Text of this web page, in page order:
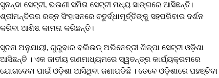
ସୁନନ୍ଦା ସେଟ୍ଟୀ, ଭଉଣୀ ସମିତା ସେଟ୍ଟୀ ମଧ୍ୟ ସାଙ୍ଗରେ ଆସିଛନ୍ତି।
ଶ୍ରୀମନ୍ଦିରର ରତ୍ନ ସିଂହାସନରେ ଚତୁର୍ଦ୍ଧାମୂର୍ତ୍ତିଙ୍କୁ ସହପରିବାର ଦର୍ଶନ
କରିବା ଆଶିଷ କାମନା କରିଛନ୍ତି।
ସୂଚନା ଅନୁଯାୟୀ, ଗୁରୁବାର ବଲିଉଡ୍ ଅଭିନେତ୍ରୀ ଶିଳ୍ପା ସେଟ୍ଟୀ ଓଡ଼ିଶା
ଆସିଛନ୍ତି । ଏକ ଜାତୀୟ ଗଣମାଧ୍ୟମରେ ସ୍ୱତନ୍ତ୍ର କାର୍ଯ୍ୟକ୍ରମରେ
ଯୋଗଦେବା ପାଇଁ ଓଡ଼ିଶା ଆସିଥିବା ଜଣାପଡିଛି । ତେବେ ଓଡ଼ିଶାରେ ପହଞ୍ଚିବା